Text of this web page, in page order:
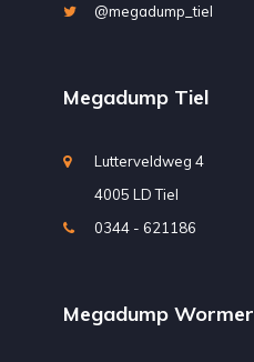
@megadump_tiel
Megadump Tiel
Lutterveldweg 4
4005 LD Tiel
0344 - 621186
Megadump Wormer